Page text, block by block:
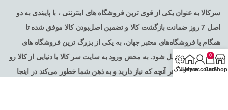
سرکالا به عنوان یکی از قوی ترین فروشگاه های اینترنتی ، با پایبندی به دو
اصل 7 روز ضمانت بازگشت کالا و تضمین اصل‌بودن کالا موفق شده تا
همگام با فروشگاه‌های معتبر جهان، به یکی از بزرگ ترین فروشگاه های
اینترنتی ایران تبدیل شود. به محض ورود به سایت سر کالا با دنیایی از کالا رو
به رو می‌شوید! هر آنچه که نیاز دارید و به ذهن شما خطور می‌کند در اینجاShop
0
Cart
My account
Homeوبلاگ